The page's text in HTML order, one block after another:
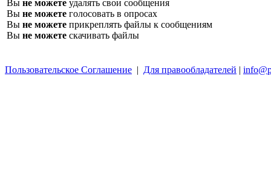
Вы не можете удалять свои сообщения
Вы не можете голосовать в опросах
Вы не можете прикреплять файлы к сообщениям
Вы не можете скачивать файлы
Пользовательское Соглашение | Для правообладателей |